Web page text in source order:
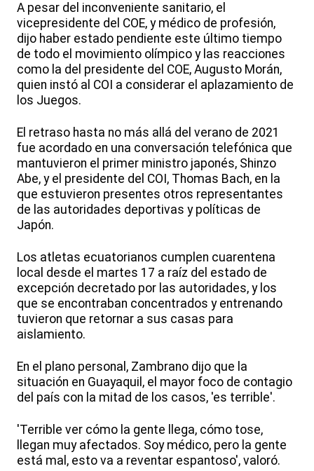
A pesar del inconveniente sanitario, el
vicepresidente del COE, y médico de profesión,
dijo haber estado pendiente este último tiempo
de todo el movimiento olímpico y las reacciones
como la del presidente del COE, Augusto Morán,
quien instó al COI a considerar el aplazamiento de
los Juegos.
El retraso hasta no más allá del verano de 2021
fue acordado en una conversación telefónica que
mantuvieron el primer ministro japonés, Shinzo
Abe, y el presidente del COI, Thomas Bach, en la
que estuvieron presentes otros representantes
de las autoridades deportivas y políticas de
Japón.
Los atletas ecuatorianos cumplen cuarentena
local desde el martes 17 a raíz del estado de
excepción decretado por las autoridades, y los
que se encontraban concentrados y entrenando
tuvieron que retornar a sus casas para
aislamiento.
En el plano personal, Zambrano dijo que la
situación en Guayaquil, el mayor foco de contagio
del país con la mitad de los casos, 'es terrible'.
'Terrible ver cómo la gente llega, cómo tose,
llegan muy afectados. Soy médico, pero la gente
está mal, esto va a reventar espantoso', valoró.